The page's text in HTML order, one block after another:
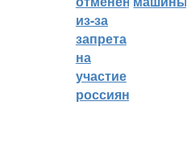
из-за
запрета
на
участие
россиян